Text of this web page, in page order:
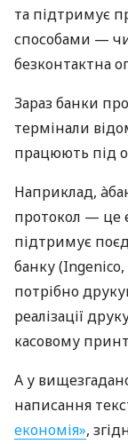
та підтримує
способами —
безконтактна
Зараз банки
термінали
працюють під
Наприклад,
протокол — це
підтримує
банку
потрібно
реалізації
касовому
А у
написання
економія»,